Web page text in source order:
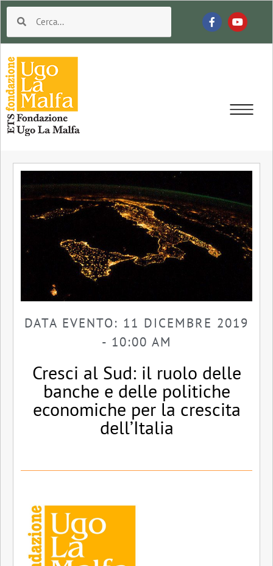
DATA EVENTO: 11 DICEMBRE 2019
- 10:00 AM
Cresci al Sud: il ruolo delle
banche e delle politiche
economiche per la crescita
dell’Italia